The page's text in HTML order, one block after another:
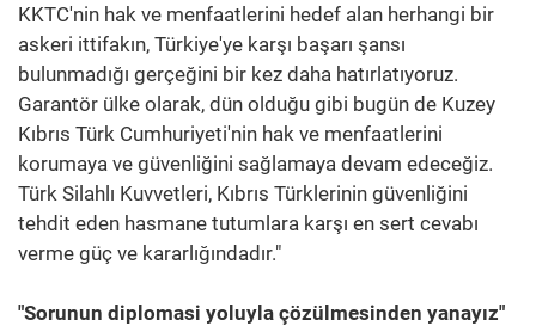
KKTC'nin hak ve menfaatlerini hedef alan herhangi bir
askeri ittifakın, Türkiye'ye karşı başarı şansı
bulunmadığı gerçeğini bir kez daha hatırlatıyoruz.
Garantör ülke olarak, dün olduğu gibi bugün de Kuzey
Kıbrıs Türk Cumhuriyeti'nin hak ve menfaatlerini
korumaya ve güvenliğini sağlamaya devam edeceğiz.
Türk Silahlı Kuvvetleri, Kıbrıs Türklerinin güvenliğini
tehdit eden hasmane tutumlara karşı en sert cevabı
verme güç ve kararlığındadır."
"Sorunun diplomasi yoluyla çözülmesinden yanayız"